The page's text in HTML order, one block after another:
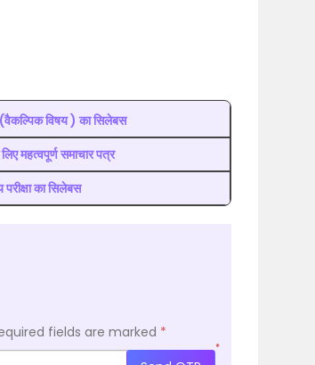
विषय ) का सिलेबस
महत्वपूर्ण समाचार पत्र
का सिलेबस
fields are marked *
*